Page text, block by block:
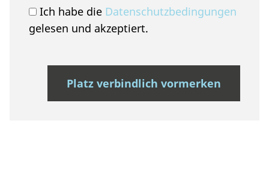
Ich habe die Datenschutzbedingungen
gelesen und akzeptiert.
Platz verbindlich vormerken